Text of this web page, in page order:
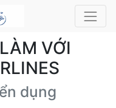
VỚI
dụng